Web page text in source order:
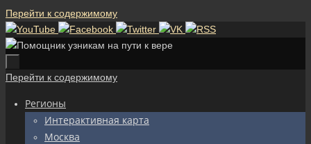
Перейти к содержимому
Перейти к содержимому
Регионы
Интерактивная карта
Москва